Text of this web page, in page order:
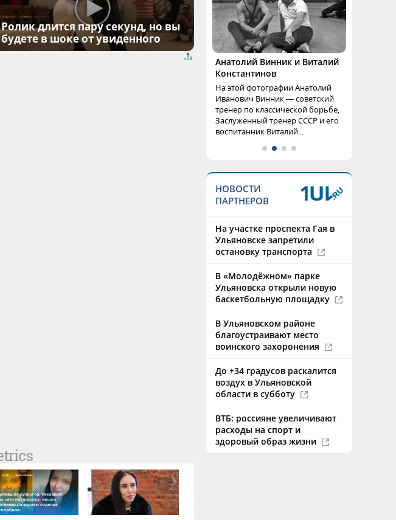
Ролик длится пару секунд, но вы
будете в шоке от увиденного
Анатолий Винник и Виталий
Константинов
На этой фотографии Анатолий
Иванович Винник — советский
тренер по классической борьбе,
Заслуженный тренер СССР и его
воспитанник Виталий...
НОВОСТИ
ПАРТНЕРОВ
На участке проспекта Гая в
Ульяновске запретили
остановку транспорта
В «Молодёжном» парке
Ульяновска открыли новую
баскетбольную площадку
В Ульяновском районе
благоустраивают место
воинского захоронения
До +34 градусов раскалится
воздух в Ульяновской
области в субботу
ВТБ: россияне увеличивают
расходы на спорт и
здоровый образ жизни